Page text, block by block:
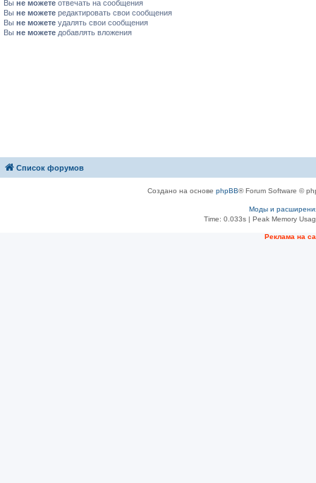
Вы не можете отвечать на сообщения
Вы не можете редактировать свои сообщения
Вы не можете удалять свои сообщения
Вы не можете добавлять вложения
Список форумов
Создано на основе phpBB® Forum Software ©
Моды и
Time: 0.033s| Peak Memory
Рeклама на